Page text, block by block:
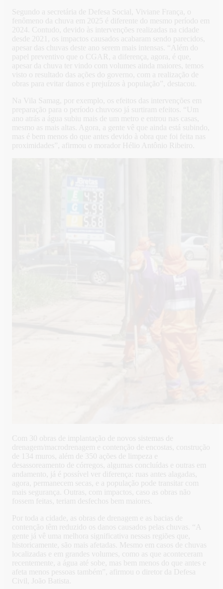
Segundo a secretária de Defesa Social, Viviane França, o
fenômeno da chuva em 2025 é diferente do mesmo período em
2024. Contudo, devido às intervenções realizadas na cidade
desde 2021, os impactos causados acabaram sendo parecidos,
apesar das chuvas deste ano serem mais intensas. “Além do
papel preventivo que o CGAR, a diferença, agora, é que,
apesar da chuva ter vindo com volumes ainda maiores, temos
visto o resultado das ações do governo, com a realização de
obras para evitar danos e prejuízos à população”, destacou.
Na Vila Samag, por exemplo, os efeitos das intervenções em
preparação para o período chuvoso já surtiram efeitos. “Um
ano atrás a água subiu mais de um metro e entrou nas casas,
mesmo as mais altas. Agora, a gente vê que ainda está subindo,
mas é bem menos do que antes devido à obra que foi feita nas
proximidades”, afirmou o morador Hélio Antônio Ribeiro.
Com 30 obras de implantação de novos sistemas de
drenagem/macrodrenagem e contenção de encostas, construção
de 134 muros, além de 350 ações de limpeza e
desassoreamento de córregos, algumas concluídas e outras em
andamento, já é possível ver diferença: ruas antes alagadas,
agora, permanecem secas, e a população pode transitar com
mais segurança. Outras, com impactos, caso as obras não
fossem feitas, teriam desfechos bem maiores.
Por toda a cidade, as obras de drenagem e as bacias de
contenção têm reduzido os danos causados pelas chuvas. “A
gente já vê uma melhora significativa nessas regiões que,
historicamente, são mais afetadas. Mesmo em casos de chuvas
localizadas e em grandes volumes, como as que aconteceram
recentemente, a água até sobe, mas bem menos do que antes e
afeta menos pessoas também”, afirmou o diretor da Defesa
Civil, João Batista.